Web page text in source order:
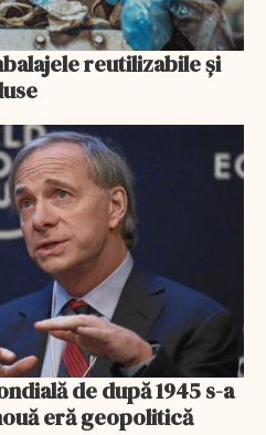
reutilizabile și
de după 1945 s-a
eră geopolitică